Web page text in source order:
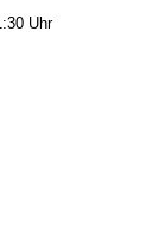
Uhr